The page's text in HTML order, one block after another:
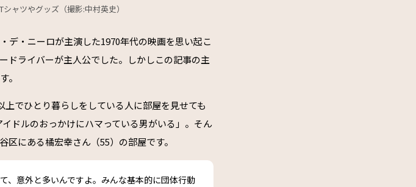
ャツやグッズ（撮影:中村英史）
デ・ニーロが主演した1970年代の映画を思い起こ
ドライバーが主人公でした。しかしこの記事の主
。
でひとり暮らしをしている人に部屋を見せても
ドルのおっかけにハマっている男がいる」。そん
にある橘宏幸さん（55）の部屋です。
、意外と多いんですよ。みんな基本的に団体行動